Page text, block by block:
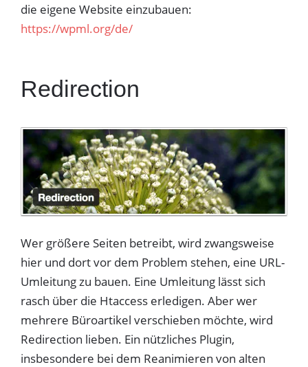
die eigene Website einzubauen:
https://wpml.org/de/
Redirection
Wer größere Seiten betreibt, wird zwangsweise
hier und dort vor dem Problem stehen, eine URL-
Umleitung zu bauen. Eine Umleitung lässt sich
rasch über die Htaccess erledigen. Aber wer
mehrere Büroartikel verschieben möchte, wird
Redirection lieben. Ein nützliches Plugin,
insbesondere bei dem Reanimieren von alten